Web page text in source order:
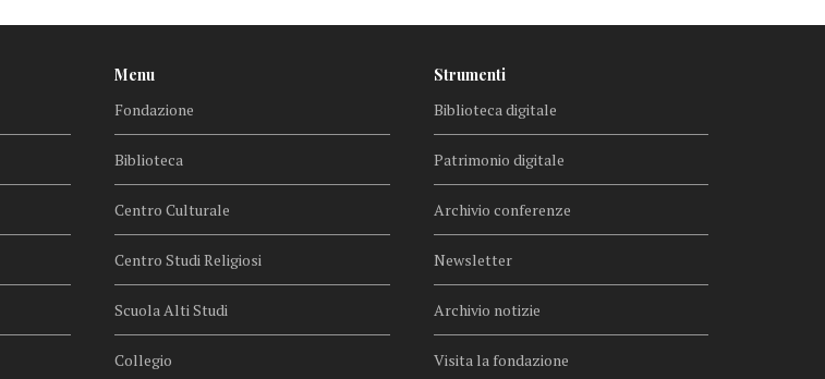
Menu
Fondazione
Biblioteca
Centro Culturale
Centro Studi Religiosi
Scuola Alti Studi
Collegio
Strumenti
Biblioteca digitale
Patrimonio digitale
Archivio conferenze
Newsletter
Archivio notizie
Visita la fondazione